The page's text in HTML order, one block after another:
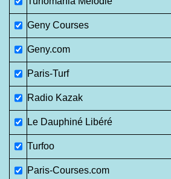
Geny Courses
Geny.com
Paris-Turf
Radio Kazak
Le Dauphiné Libéré
Turfoo
Paris-Courses.com